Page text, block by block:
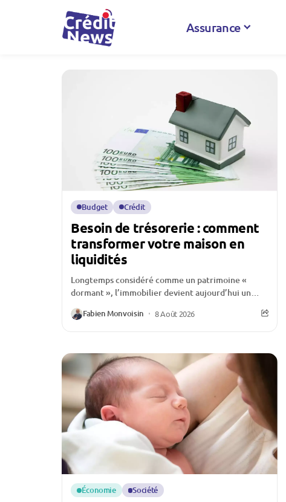
Assurance
Budget Crédit
Besoin de trésorerie : comment
transformer votre maison en
liquidités
Longtemps considéré comme un patrimoine «
dormant », l’immobilier devient aujourd’hui un
ménages français. Face à...
Fabien Monvoisin 8 Août 2026
Économie Société